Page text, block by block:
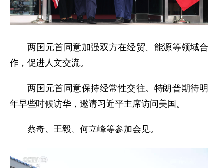
两国元首同意加强双方在经贸、能源等领域合
作，促进人文交流。
两国元首同意保持经常性交往。特朗普期待明
年早些时候访华，邀请习近平主席访问美国。
蔡奇、王毅、何立峰等参加会见。